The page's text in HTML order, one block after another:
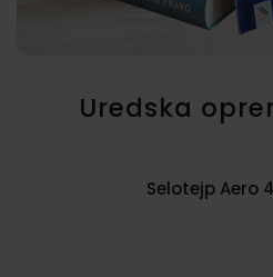
Uredska
Selotejp Aero